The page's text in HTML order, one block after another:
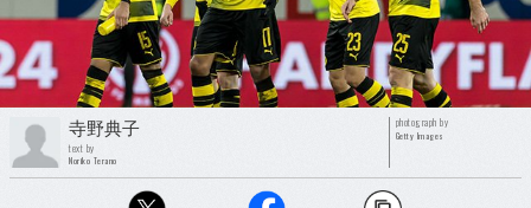
寺野典子
text by
Noriko Terano
photograph by
Getty Images